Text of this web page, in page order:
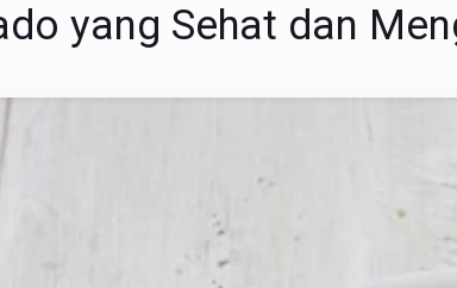
yang Sehat dan